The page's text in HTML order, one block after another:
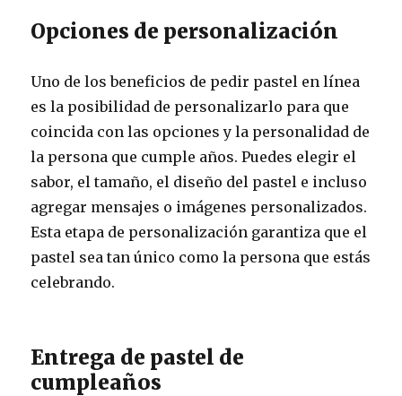
Opciones de personalización
Uno de los beneficios de pedir pastel en línea
es la posibilidad de personalizarlo para que
coincida con las opciones y la personalidad de
la persona que cumple años. Puedes elegir el
sabor, el tamaño, el diseño del pastel e incluso
agregar mensajes o imágenes personalizados.
Esta etapa de personalización garantiza que el
pastel sea tan único como la persona que estás
celebrando.
Entrega de pastel de
cumpleaños